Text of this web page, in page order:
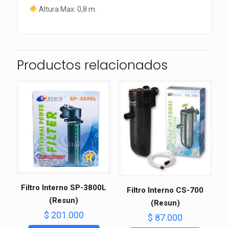
Altura Max: 0,8 m.
Productos relacionados
Filtro Interno SP-3800L
(Resun)
$ 201.000
Filtro Interno CS-700
(Resun)
$ 87.000